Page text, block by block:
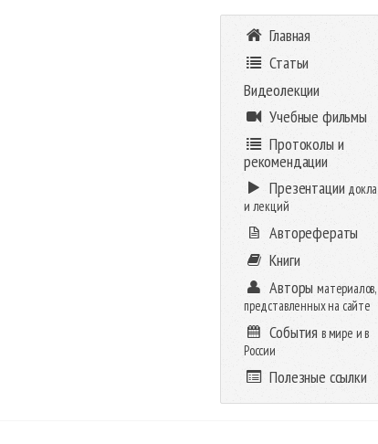
Главная
Статьи
Видеолекции
Учебные фильмы
Протоколы и
рекомендации
Презентации
и лекций
Авторефераты
Книги
Авторыматериалов,
представленных на сайте
События в мире и в
России
Полезные ссылки